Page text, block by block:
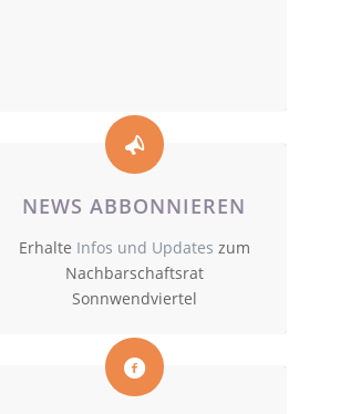
NEWS ABBONNIEREN
Erhalte Infos und Updates zum
Nachbarschaftsrat
Sonnwendviertel